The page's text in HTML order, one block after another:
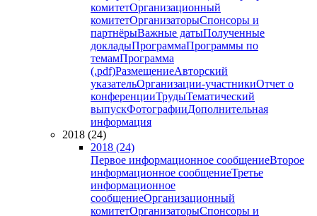
комитетОрганизационный
комитетОрганизаторыСпонсоры и
партнёрыВажные датыПолученные
докладыПрограммаПрограммы по
темамПрограмма
(.pdf)РазмещениеАвторский
указательОрганизации-участникиОтчет о
конференцииТрудыТематический
выпускФотографииДополнительная
информация
2018 (24)
2018 (24)
Первое информационное сообщениеВторое
информационное сообщениеТретье
информационное
сообщениеОрганизационный
комитетОрганизаторыСпонсоры и